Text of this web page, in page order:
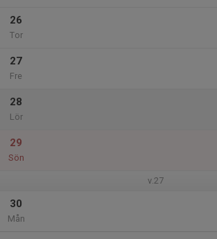
26
Tor
27
Fre
28
Lör
29
Sön
v.27
30
Mån